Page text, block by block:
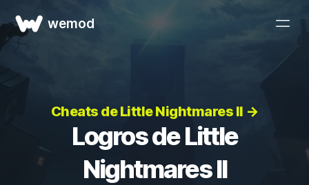
wemod
Cheats de Little Nightmares II →
Logros de Little
Nightmares II